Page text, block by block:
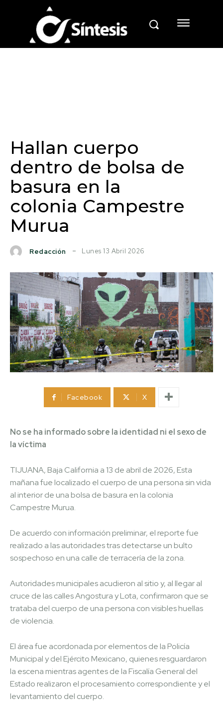
Hallan cuerpo
dentro de bolsa de
basura en la
colonia Campestre
Murua
Redacción Lunes 13 Abril 2026
Facebook X
No se ha informado sobre la identidad ni el sexo de
la víctima
TIJUANA, Baja California a 13 de abril de 2026, Esta
mañana fue localizado el cuerpo de una persona sin vida
al interior de una bolsa de basura en la colonia
Campestre Murua.
De acuerdo con información preliminar, el reporte fue
realizado a las autoridades tras detectarse un bulto
sospechoso en una calle de terracería de la zona.
Autoridades municipales acudieron al sitio y, al llegar al
cruce de las calles Angostura y Lota, confirmaron que se
trataba del cuerpo de una persona con visibles huellas
de violencia.
El área fue acordonada por elementos de la Policía
Municipal y del Ejército Mexicano, quienes resguardaron
la escena mientras agentes de la Fiscalía General del
Estado realizaron el procesamiento correspondiente y el
levantamiento del cuerpo.